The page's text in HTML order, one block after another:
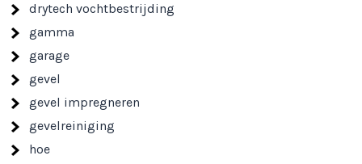
drytech vochtbestrijding
gamma
garage
gevel
gevel impregneren
gevelreiniging
hoe